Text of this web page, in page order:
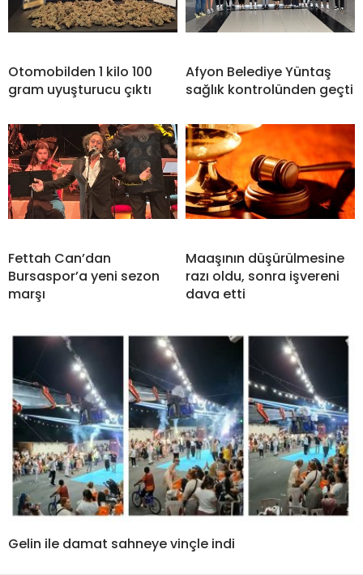
Otomobilden 1 kilo 100
gram uyuşturucu çıktı
Afyon Belediye Yüntaş
sağlık kontrolünden geçti
Fettah Can’dan
Bursaspor’a yeni sezon
marşı
Maaşının düşürülmesine
razı oldu, sonra işvereni
dava etti
Gelin ile damat sahneye vinçle indi